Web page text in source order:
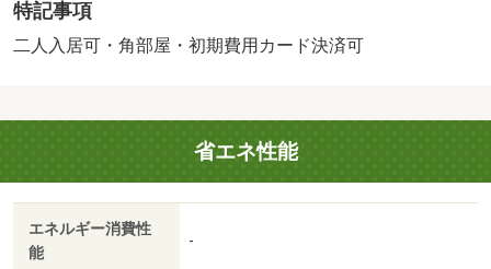
特記事項
二人入居可・角部屋・初期費用カード決済可
省エネ性能
エネルギー消費性
能
-